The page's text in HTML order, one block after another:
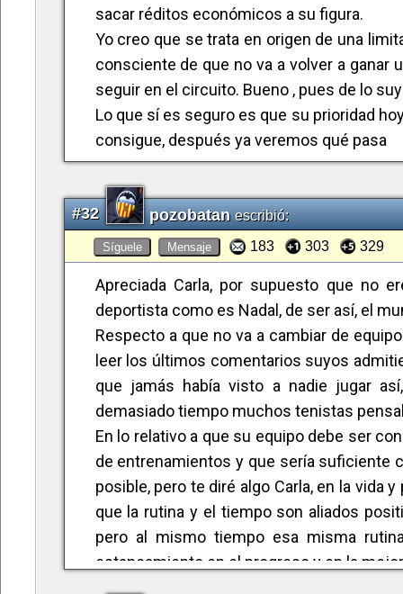
sacar réditos económicos a su figura.
Yo creo que se trata en origen de una
consciente de que no va a volver a ganar
seguir en el circuito. Bueno , pues de lo
Lo que sí es seguro es que su prioridad
consigue, después ya veremos qué pasa
#32 pozobatanescribió:
Síguele Mensaje 183 303 329
Apreciada Carla, por supuesto que no
deportista como es Nadal, de ser así, el
Respecto a que no va a cambiar de
leer los últimos comentarios suyos
que jamás había visto a nadie jugar
demasiado tiempo muchos tenistas
En lo relativo a que su equipo debe ser
de entrenamientos y que sería suficiente
posible, pero te diré algo Carla, en la vida
que la rutina y el tiempo son aliados
pero al mismo tiempo esa misma
estancamiento en el progreso y en la
por muy drásticas que puedan